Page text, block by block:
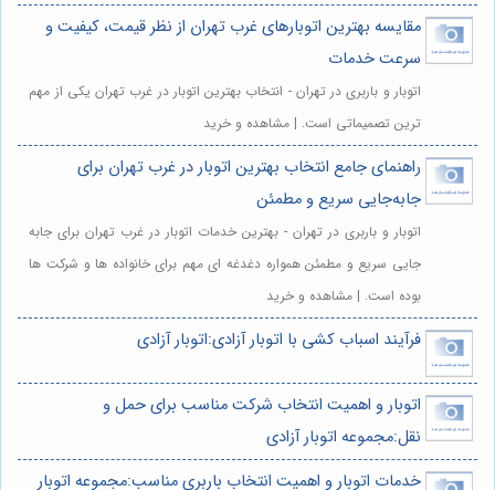
مقایسه بهترین اتوبارهای غرب تهران از نظر قیمت، کیفیت و
سرعت خدمات
اتوبار و باربری در تهران - انتخاب بهترین اتوبار در غرب تهران یکی از مهم
ترین تصمیماتی است. | مشاهده و خرید
راهنمای جامع انتخاب بهترین اتوبار در غرب تهران برای
جابه‌جایی سریع و مطمئن
اتوبار و باربری در تهران - بهترین خدمات اتوبار در غرب تهران برای جابه
جایی سریع و مطمئن همواره دغدغه ای مهم برای خانواده ها و شرکت ها
بوده است. | مشاهده و خرید
فرآیند اسباب کشی با اتوبار آزادی:اتوبار آزادی
اتوبار و اهمیت انتخاب شرکت مناسب برای حمل و
نقل:مجموعه اتوبار آزادی
خدمات اتوبار و اهمیت انتخاب باربری مناسب:مجموعه اتوبار